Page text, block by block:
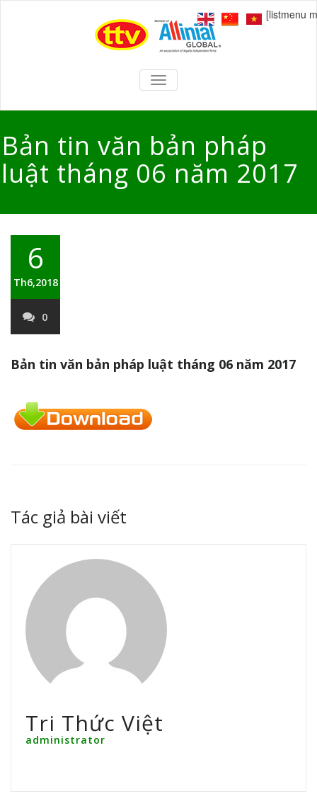
TOGGLE
NAVIGATION
Bản tin văn bản pháp
luật tháng 06 năm 2017
6
Th6,2018
0
Bản tin văn bản pháp luật tháng 06 năm 2017
Tác giả bài viết
Tri Thức Việt
administrator
[listmenu